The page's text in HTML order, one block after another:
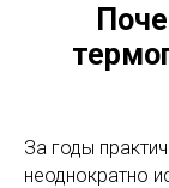
За годы
неоднократно